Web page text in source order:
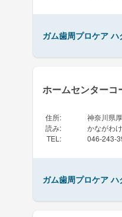
ガム歯周プロケア
ホームセンターコ
住所:
神奈川県
読み:
かながわ
TEL : 046-243-
ガム歯周プロケア